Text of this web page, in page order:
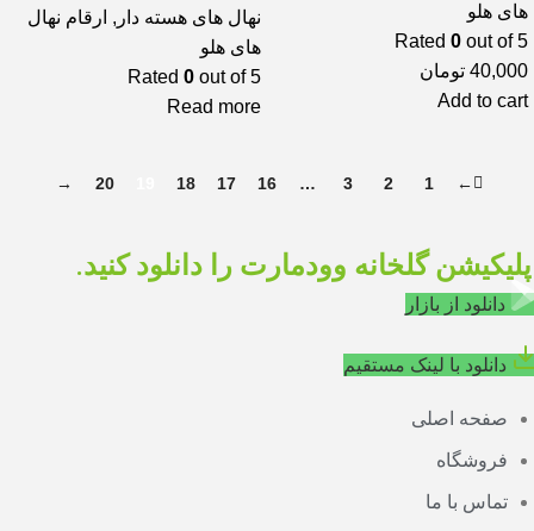
های هلو
Rated 0 out of 5
40,000 تومان
Add to cart
نهال های هسته دار , ارقام نهال
های هلو
Rated 0 out of 5
Read more
←
1
2
3
…
16
17
18
20
→
گلخانه وودمارت را دانلود کنید.
دانلود از بازار
دانلود با لینک مستقیم
صفحه اصلی
فروشگاه
تماس با ما